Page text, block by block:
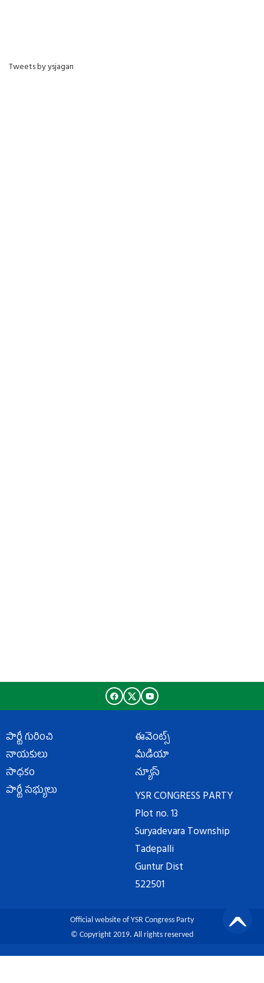
Tweets by ysjagan
పార్టీ గురించి
నాయకులు
సాధకం
పార్టీ సభ్యులు
ఈవెంట్స్
మీడియా
న్యూస్
YSR CONGRESS PARTY
Plot no. 13
Suryadevara Township
Tadepalli
Guntur Dist
522501
Official website of YSR Congress Party
© Copyright 2019. All rights reserved